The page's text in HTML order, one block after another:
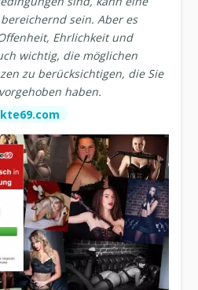
sein. Aber es
Ehrlichkeit und
wichtig, die möglichen
zu berücksichtigen, die Sie
haben.